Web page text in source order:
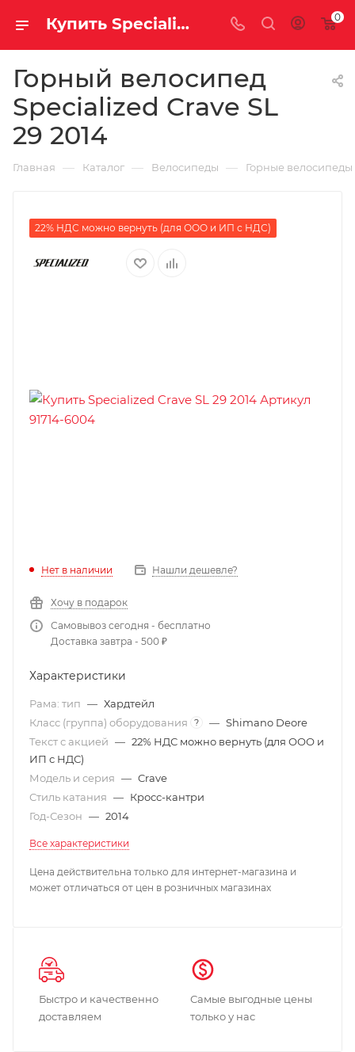
Купить Specialized Crave SL 29 2014 за рублей, а со скидкой 0
Горный велосипед
Specialized Crave SL
29 2014
Главная — Каталог — Велосипеды — Горные велосипеды
22% НДС можно вернуть (для ООО и ИП с НДС)
Нет в наличии Нашли дешевле?
Хочу в подарок
Самовывоз сегодня - бесплатно
Доставка завтра - 500 ₽
Характеристики
Рама: тип — Хардтейл
Класс (группа) оборудования
? — Shimano Deore
Текст с акцией — 22% НДС можно вернуть (для ООО и
ИП с НДС)
Модель и серия — Crave
Стиль катания — Кросс-кантри
Год-Сезон — 2014
Все характеристики
Цена действительна только для интернет-магазина и
может отличаться от цен в розничных магазинах
Быстро и качественно
доставляем
Самые выгодные цены
только у нас